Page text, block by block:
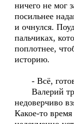
ничего не мог
посильнее
и очнулся.
пальчиках,
поплотнее,
историю.
- Всё,
Валерий
недоверчиво
Какое-то